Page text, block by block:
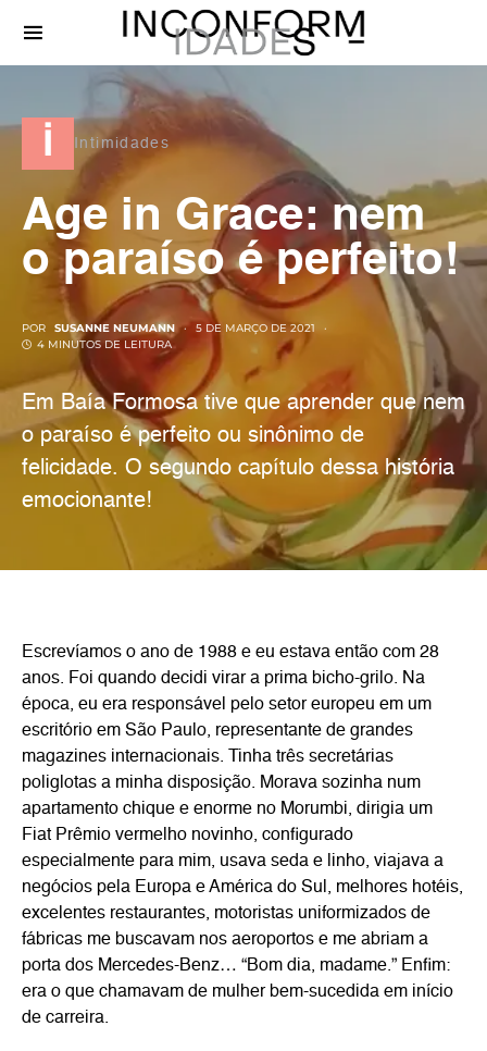
i Intimidades
Age in Grace: nem
o paraíso é perfeito!
POR SUSANNE NEUMANN
5 DE MARÇO DE 2021
4 MINUTOS DE LEITURA
Em Baía Formosa tive que aprender que nem
o paraíso é perfeito ou sinônimo de
felicidade. O segundo capítulo dessa história
emocionante!
Escrevíamos o ano de 1988 e eu estava então com 28
anos. Foi quando decidi virar a prima bicho-grilo. Na
época, eu era responsável pelo setor europeu em um
escritório em São Paulo, representante de grandes
magazines internacionais. Tinha três secretárias
poliglotas a minha disposição. Morava sozinha num
apartamento chique e enorme no Morumbi, dirigia um
Fiat Prêmio vermelho novinho, configurado
especialmente para mim, usava seda e linho, viajava a
negócios pela Europa e América do Sul, melhores hotéis,
excelentes restaurantes, motoristas uniformizados de
fábricas me buscavam nos aeroportos e me abriam a
porta dos Mercedes-Benz… “Bom dia, madame.” Enfim:
era o que chamavam de mulher bem-sucedida em início
de carreira.